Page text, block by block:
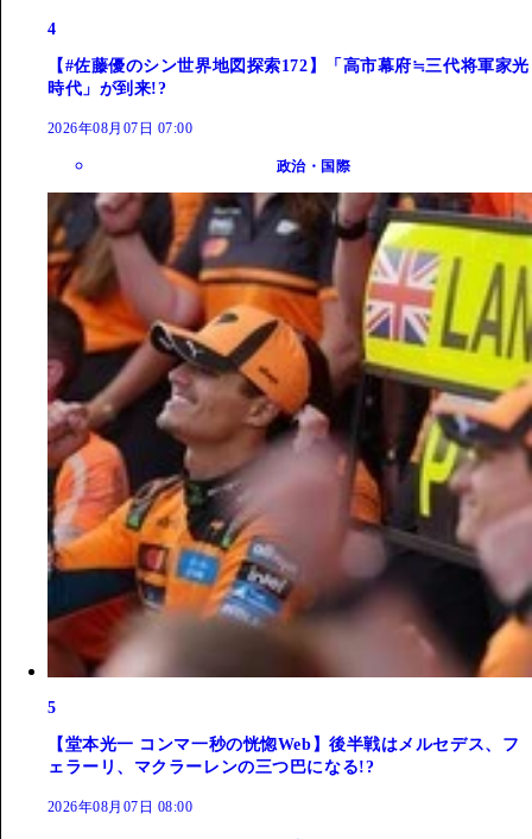
4
【#佐藤優のシン世界地図探索172】「高市幕府≒三代将軍家光
時代」が到来!?
2026年08月07日 07:00
政治・国際
5
【堂本光一 コンマ一秒の恍惚Web】後半戦はメルセデス、フ
ェラーリ、マクラーレンの三つ巴になる!?
2026年08月07日 08:00